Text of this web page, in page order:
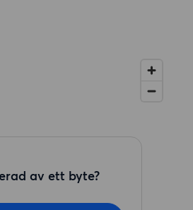
av ett byte?